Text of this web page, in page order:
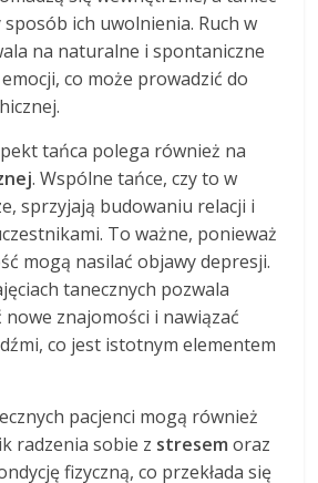
ich uwolnienia. Ruch w
na naturalne i spontaniczne
co może prowadzić do
tańca polega również na
. Wspólne tańce, czy to w
sprzyjają budowaniu relacji i
To ważne, ponieważ
mogą nasilać objawy depresji.
tanecznych pozwala
znajomości i nawiązać
co jest istotnym elementem
pacjenci mogą również
radzenia sobie z stresem oraz
fizyczną, co przekłada się